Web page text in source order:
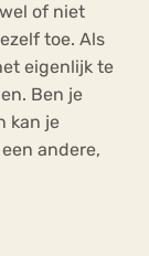
of niet
toe. Als
eigenlijk te
Ben je
kan je
andere,